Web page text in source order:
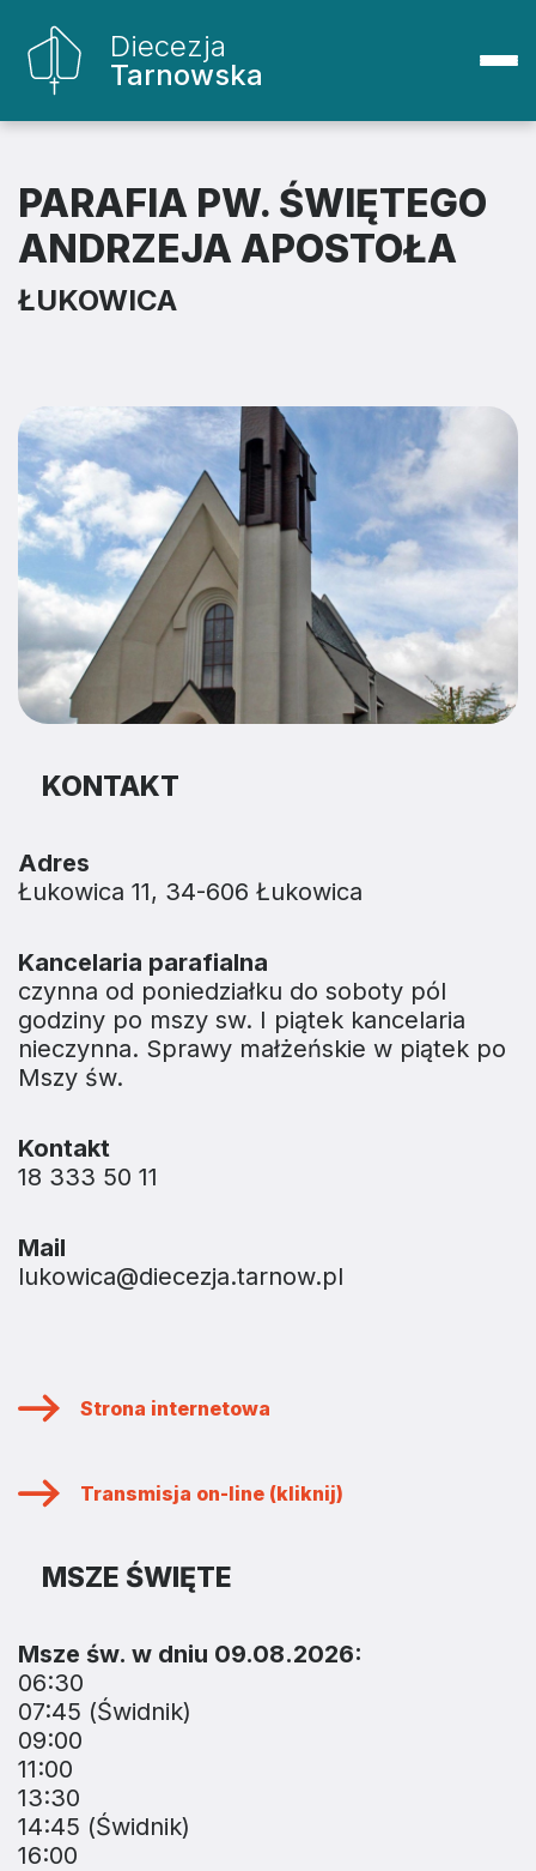
Diecezja
Tarnowska
PARAFIA PW. ŚWIĘTEGO
ANDRZEJA APOSTOŁA
ŁUKOWICA
KONTAKT
Adres
Łukowica 11, 34-606 Łukowica
Kancelaria parafialna
czynna od poniedziałku do soboty pól
godziny po mszy sw. I piątek kancelaria
nieczynna. Sprawy małżeńskie w piątek po
Mszy św.
Kontakt
18 333 50 11
Mail
lukowica@diecezja.tarnow.pl
Strona internetowa
Transmisja on-line (kliknij)
MSZE ŚWIĘTE
Msze św. w dniu 09.08.2026:
06:30
07:45 (Świdnik)
09:00
11:00
13:30
14:45 (Świdnik)
16:00